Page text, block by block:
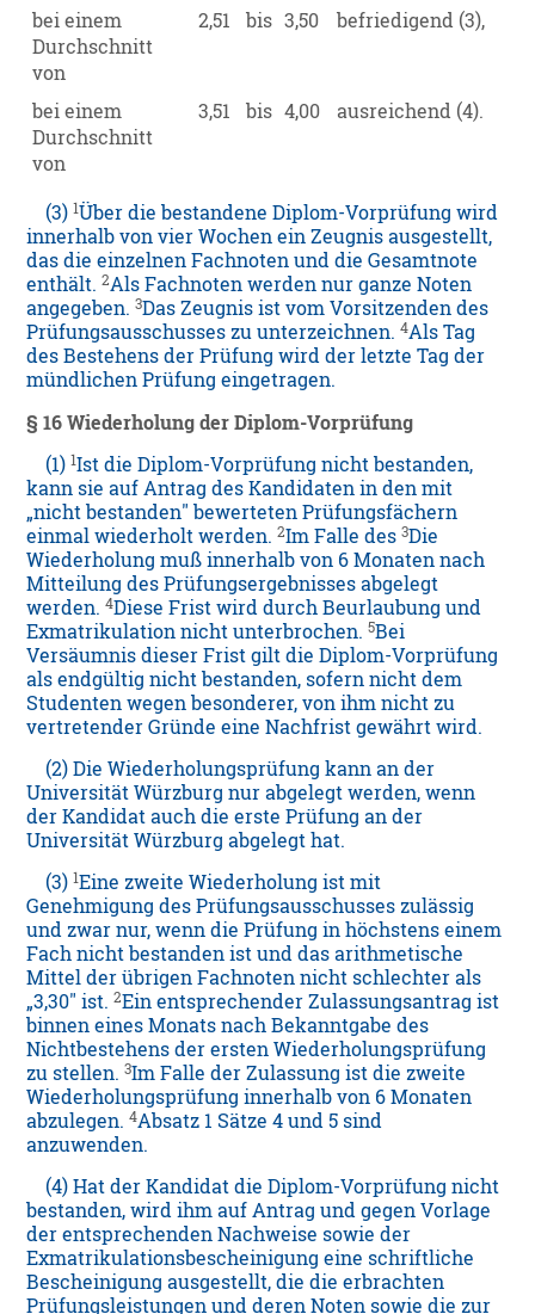
bei einem
Durchschnitt
von
2,51 bis 3,50 befriedigend (3),
bei einem
Durchschnitt
von
3,51 bis 4,00 ausreichend (4).
(3)1Über die bestandene Diplom-Vorprüfung wird
innerhalb von vier Wochen ein Zeugnis ausgestellt,
das die einzelnen Fachnoten und die Gesamtnote
enthält.2Als Fachnoten werden nur ganze Noten
angegeben.3Das Zeugnis ist vom Vorsitzenden des
Prüfungsausschusses zu unterzeichnen.4Als Tag
des Bestehens der Prüfung wird der letzte Tag der
mündlichen Prüfung eingetragen.
§ 16 Wiederholung der Diplom-Vorprüfung
(1)1Ist die Diplom-Vorprüfung nicht bestanden,
kann sie auf Antrag des Kandidaten in den mit
„nicht bestanden" bewerteten Prüfungsfächern
einmal wiederholt werden.2Im Falle des3Die
Wiederholung muß innerhalb von 6 Monaten nach
Mitteilung des Prüfungsergebnisses abgelegt
werden.4Diese Frist wird durch Beurlaubung und
Exmatrikulation nicht unterbrochen.5Bei
Versäumnis dieser Frist gilt die Diplom-Vorprüfung
als endgültig nicht bestanden, sofern nicht dem
Studenten wegen besonderer, von ihm nicht zu
vertretender Gründe eine Nachfrist gewährt wird.
(2) Die Wiederholungsprüfung kann an der
Universität Würzburg nur abgelegt werden, wenn
der Kandidat auch die erste Prüfung an der
Universität Würzburg abgelegt hat.
(3)1Eine zweite Wiederholung ist mit
Genehmigung des Prüfungsausschusses zulässig
und zwar nur, wenn die Prüfung in höchstens einem
Fach nicht bestanden ist und das arithmetische
Mittel der übrigen Fachnoten nicht schlechter als
„3,30" ist.2Ein entsprechender Zulassungsantrag ist
binnen eines Monats nach Bekanntgabe des
Nichtbestehens der ersten Wiederholungsprüfung
zu stellen.3Im Falle der Zulassung ist die zweite
Wiederholungsprüfung innerhalb von 6 Monaten
abzulegen.4Absatz 1 Sätze 4 und 5 sind
anzuwenden.
(4) Hat der Kandidat die Diplom-Vorprüfung nicht
bestanden, wird ihm auf Antrag und gegen Vorlage
der entsprechenden Nachweise sowie der
Exmatrikulationsbescheinigung eine schriftliche
Bescheinigung ausgestellt, die die erbrachten
Prüfungsleistungen und deren Noten sowie die zur